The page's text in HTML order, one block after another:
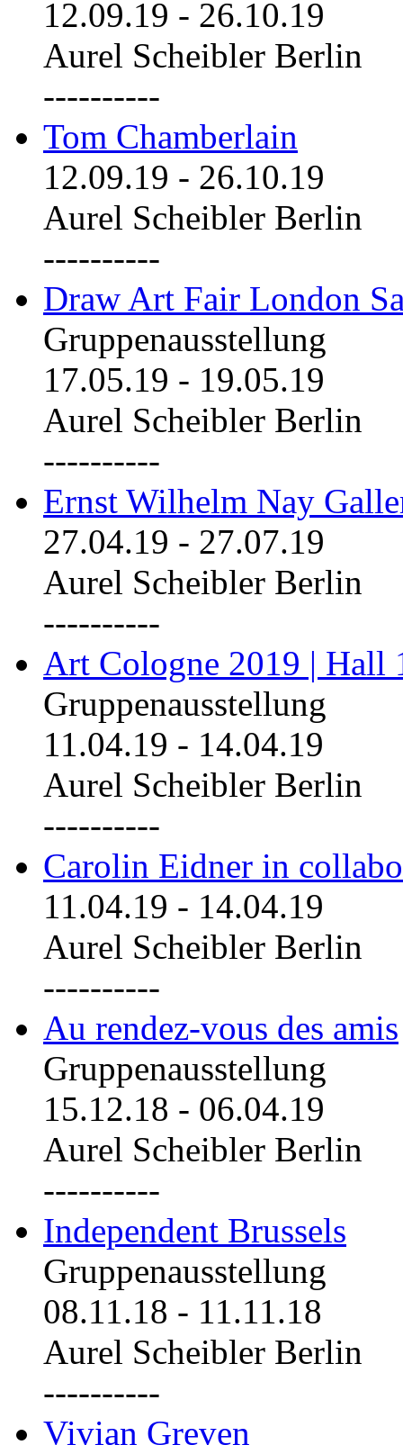
12.09.19 - 26.10.19
Aurel Scheibler Berlin
----------
Tom Chamberlain
12.09.19 - 26.10.19
Aurel Scheibler Berlin
----------
Draw Art Fair London
Gruppenausstellung
17.05.19 - 19.05.19
Aurel Scheibler Berlin
----------
Ernst Wilhelm Nay
27.04.19 - 27.07.19
Aurel Scheibler Berlin
----------
Art Cologne 2019 | Hall
Gruppenausstellung
11.04.19 - 14.04.19
Aurel Scheibler Berlin
----------
Carolin Eidner in
11.04.19 - 14.04.19
Aurel Scheibler Berlin
----------
Au rendez-vous des amis
Gruppenausstellung
15.12.18 - 06.04.19
Aurel Scheibler Berlin
----------
Independent Brussels
Gruppenausstellung
08.11.18 - 11.11.18
Aurel Scheibler Berlin
----------
Vivian Greven